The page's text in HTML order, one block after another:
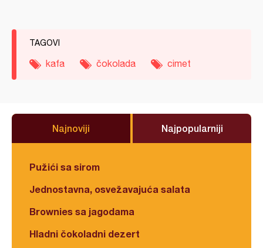
TAGOVI
kafa čokolada cimet
Najnoviji Najpopularniji
Pužići sa sirom
Jednostavna, osvežavajuća salata
Brownies sa jagodama
Hladni čokoladni dezert